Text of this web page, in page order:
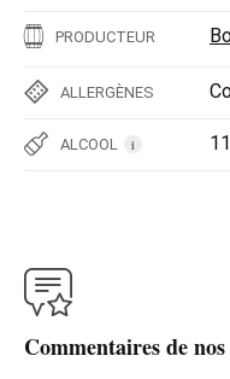
PRODUCTEUR
ALLERGÈNES
ALCOOL i
Commentaires de